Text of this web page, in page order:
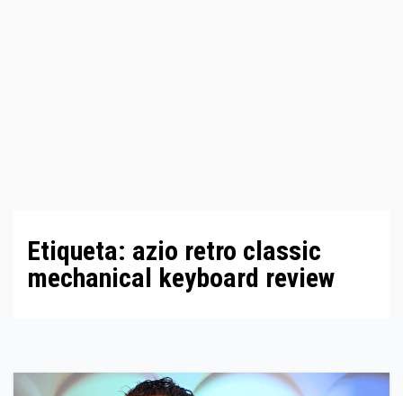
Etiqueta: azio retro classic
mechanical keyboard review